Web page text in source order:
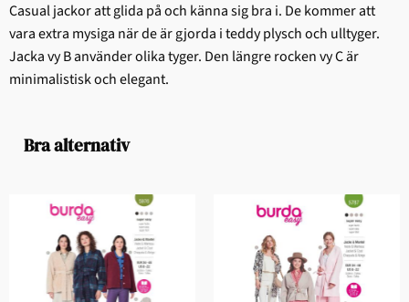
Casual jackor att glida på och känna sig bra i. De kommer att
vara extra mysiga när de är gjorda i teddy plysch och ulltyger.
Jacka vy B använder olika tyger. Den längre rocken vy C är
minimalistisk och elegant.
Bra alternativ